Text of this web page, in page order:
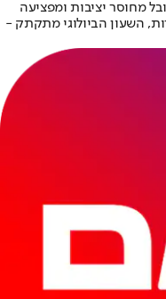
מחוסר יציבות ומפציעה
ה־34. במילים אחרות, השעון הביולוגי מתקתק -